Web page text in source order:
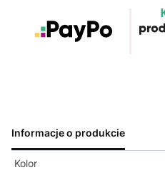
Informacje o produkcie
Kolor